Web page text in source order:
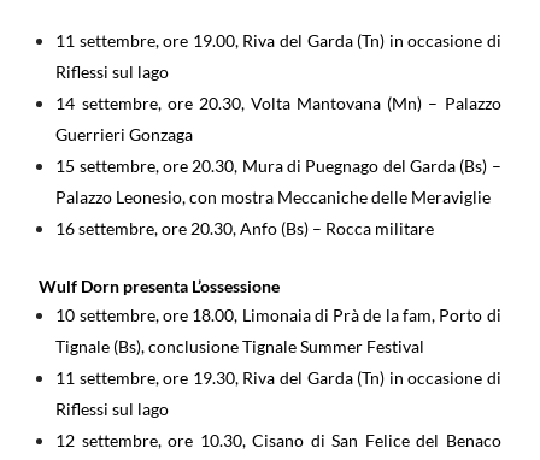
11 settembre, ore 19.00, Riva del Garda (Tn) in occasione di
Riflessi sul lago
14 settembre, ore 20.30, Volta Mantovana (Mn) – Palazzo
Guerrieri Gonzaga
15 settembre, ore 20.30, Mura di Puegnago del Garda (Bs) –
Palazzo Leonesio, con mostra Meccaniche delle Meraviglie
16 settembre, ore 20.30, Anfo (Bs) – Rocca militare
Wulf Dorn presenta L’ossessione
10 settembre, ore 18.00, Limonaia di Prà de la fam, Porto di
Tignale (Bs), conclusione Tignale Summer Festival
11 settembre, ore 19.30, Riva del Garda (Tn) in occasione di
Riflessi sul lago
12 settembre, ore 10.30, Cisano di San Felice del Benaco